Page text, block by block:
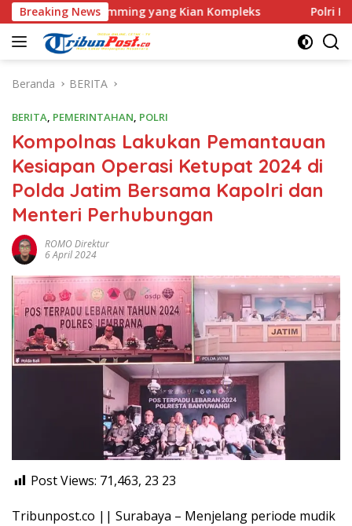
Langsung
ke
konten
Breaking News
yang Kian Kompleks Polri Kerahkan 372
Beranda BERITA
BERITA, PEMERINTAHAN, POLRI
Kompolnas Lakukan Pemantauan
Kesiapan Operasi Ketupat 2024 di
Polda Jatim Bersama Kapolri dan
Menteri Perhubungan
ROMO Direktur
6 April 2024
Post Views: 71,463, 23 23
Tribunpost.co || Surabaya – Menjelang periode mudik